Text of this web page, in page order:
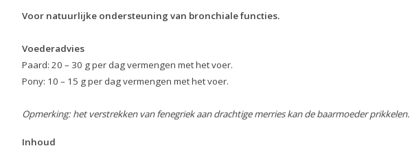
Voor natuurlijke ondersteuning van bronchiale functies.
Voederadvies
Paard: 20 – 30 g per dag vermengen met het voer.
Pony: 10 – 15 g per dag vermengen met het voer.
Opmerking: het verstrekken van fenegriek aan drachtige merries kan de baarmoeder prikkelen.
Inhoud